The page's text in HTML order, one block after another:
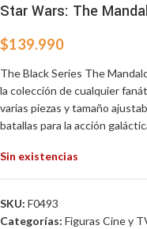
Star Wars: The
$139.990
The Black Series The
la colección de cualquier
varias piezas y tamaño
batallas para la acción
Sin existencias
SKU: F0493
Categorías: Figuras Cine y